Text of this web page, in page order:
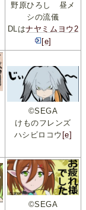
野原ひろし 昼メ
シの流儀
DLはナヤミムヨウ2
[e]
©SEGA
けものフレンズ
ハシビロコウ [e]
©SEGA